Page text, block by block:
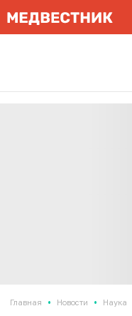
Главная • Новости • Наука